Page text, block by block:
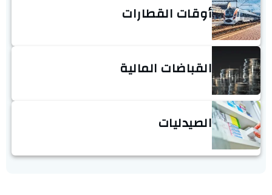
أوقات القطارات
القباضات المالية
الصيدليات